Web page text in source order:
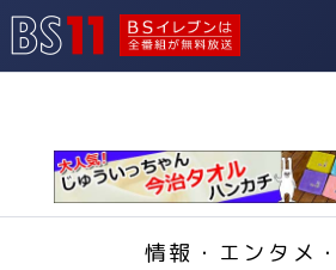
BSイレブンは全番組
情報・エンタメ